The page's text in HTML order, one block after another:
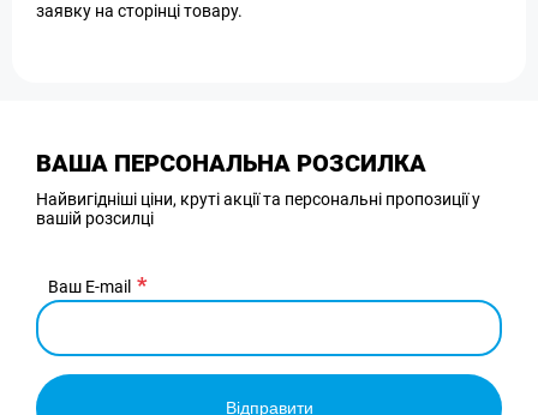
заявку на сторінці товару.
ВАША ПЕРСОНАЛЬНА РОЗСИЛКА
Найвигідніші ціни, круті акції та персональні пропозиції у
вашій розсилці
Ваш E-mail
Відправити